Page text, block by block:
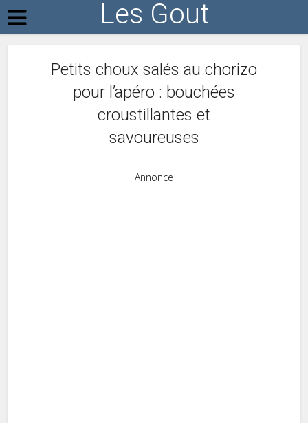
Les Gout
Petits choux salés au chorizo
pour l’apéro : bouchées
croustillantes et
savoureuses
Annonce